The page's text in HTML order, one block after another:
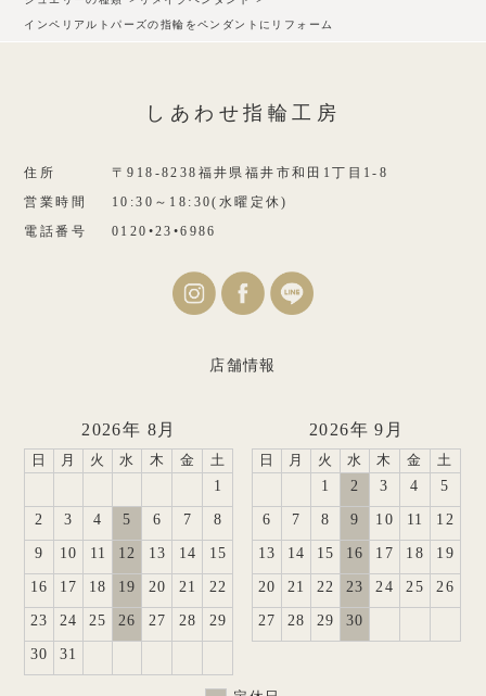
インペリアルトパーズの指輪をペンダントにリフォーム
しあわせ指輪工房
住所
〒918-8238福井県福井市和田1丁目1-8
営業時間
10:30～18:30(水曜定休)
電話番号
0120•23•6986
店舗情報
2026年 8月
日 月 火 水 木 金 土
1
2 3 4 5 6 7 8
9 10 11 12 13 14 15
16 17 18 19 20 21 22
23 24 25 26 27 28 29
30 31
2026年 9月
日 月 火 水 木 金 土
1 2 3 4 5
6 7 8 9 10 11 12
13 14 15 16 17 18 19
20 21 22 23 24 25 26
27 28 29 30